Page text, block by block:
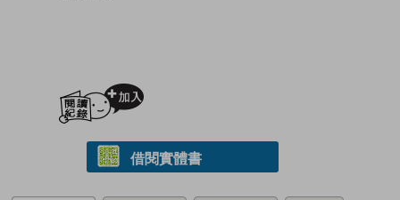
借閱實體書